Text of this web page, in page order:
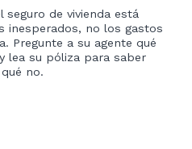
de vivienda está
inesperados, no los gastos
Pregunte a su agente qué
lea su póliza para saber
no.